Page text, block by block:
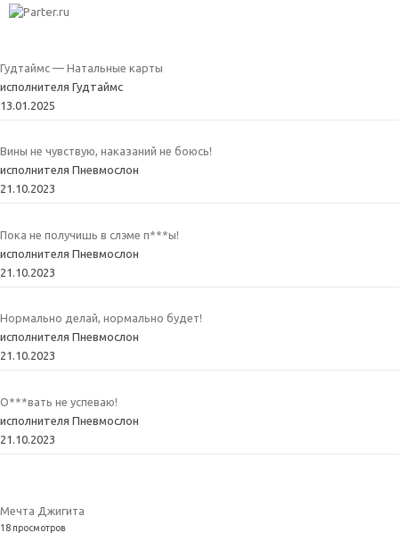
Гудтаймс — Натальные карты
исполнителя Гудтаймс
13.01.2025
Вины не чувствую, наказаний не боюсь!
исполнителя Пневмослон
21.10.2023
Пока не получишь в слэме п***ы!
исполнителя Пневмослон
21.10.2023
Нормально делай, нормально будет!
исполнителя Пневмослон
21.10.2023
О***вать не успеваю!
исполнителя Пневмослон
21.10.2023
Мечта Джигита
18 просмотров